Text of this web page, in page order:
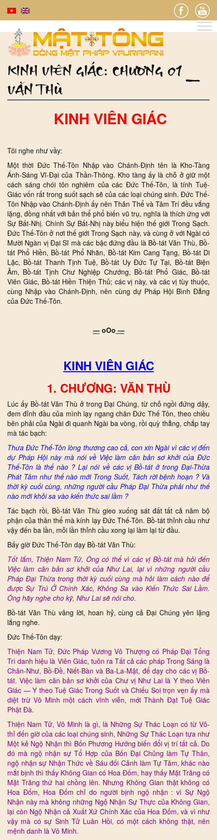
KINH VIÊN GIÁC: CHƯƠNG 01 _
VĂN THÙ
KINH VIÊN GIÁC
Tôi nghe như vầy:
Một thời Đức Thế-Tôn Nhập vào Chánh-Định tên là Kho-Tàng
Ánh-Sáng Vĩ-Đại của Thần-Thông. Kho tàng ấy là chỗ ở giữ một
cách sáng chói tôn nghiêm của các Đức Thế-Tôn, là tính Tuệ-
Giác vốn rất trong suốt sạch sẽ của các loại chúng sinh. Đức Thế-
Tôn Nhập vào Chánh-Định ấy nên Thân Thể và Tâm Trí đều vắng
lặng, đồng nhất với bản thể phổ biến vũ trụ, nghĩa là thích ứng với
Sự Bất-Nhị. Chính Sự Bất-Nhị này biểu hiện thế giới Trong Sạch.
Đức Thế-Tôn ở nơi thế giới Trong Sạch này, và cùng ở với Ngài có
Mười Ngàn vị Đại Sĩ mà các bậc đứng đầu là Bồ-tát Văn Thù, Bồ-
tát Phổ Hiền, Bồ-tát Phổ Nhãn, Bồ-tát Kim Cang Tạng, Bồ-tát Di
Lặc, Bồ-tát Thanh Tịnh Tuệ, Bồ-tát Uy Đức Tự Tại, Bồ-tát Biện
Âm, Bồ-tát Tịnh Chư Nghiệp Chướng, Bồ-tát Phổ Giác, Bồ-tát
Viên Giác, Bồ-tát Hiền Thiện Thủ; các vị này, và các vị tùy thuộc,
cùng Nhập vào Chánh-Định, nên cùng dự Pháp Hội Bình Đẳng
của Đức Thế-Tôn.
—oOo —
KINH VIÊN GIÁC
1. CHƯƠNG: VĂN THÙ
Lúc ấy Bồ-tát Văn Thù ở trong Đại Chúng, từ chỗ ngồi đứng dậy,
đem đỉnh đầu của mình lạy ngang chân Đức Thế Tôn, theo chiều
bên phải của Ngài đi quanh Ngài ba vòng, rồi quỳ thẳng, chắp tay
mà tác bạch:
Thưa Đức Thế-Tôn lòng thương cao cả, con xin Ngài vì các vị đến
dự Pháp Hội này mà nói về Việc làm căn bản sơ khởi của Đức
Thế-Tôn là thế nào ? Lại nói về các vị Bồ-tát ở trong Đại-Thừa
Phát Tâm như thế nào mới Trong Suốt, Tách rời bệnh hoạn ? Và
thời kỳ cuối cùng, những người cầu Pháp Đại Thừa phải như thế
nào mới khỏi sa vào kiến thức sai lầm ?
Tác bạch rồi, Bồ-tát Văn Thù gieo xuống sát đất tất cả năm bộ
phận của thân thể mà kính lạy Đức Thế-Tôn. Bồ-tát thỉnh cầu như
vậy đến ba lần, mỗi lần thỉnh cầu xong lại làm lại từ đầu.
Bấy giờ Đức Thế-Tôn dạy Bồ-tát Văn Thù:
Tốt lắm, Thiện Nam Tử, Ông có thể vì các vị Bồ-tát mà hỏi đến
Việc làm căn bản sơ khởi của Như Lai, lại vì những người cầu
Pháp Đại Thừa trong thời kỳ cuối cùng mà hỏi làm cách nào để
được Sự Trú Ở Chính Xác, Không Sa vào Kiến Thức Sai Lầm.
Ông hãy nghe cho kỹ, Như Lai sẽ nói cho.
Bồ-tát Văn Thù vâng lời, hoan hỷ, cùng cả Đại Chúng yên lặng
lắng nghe.
Đức Thế-Tôn dạy:
Thiện Nam Tử, Đức Pháp Vương Vô Thượng có Pháp Đại Tổng
Trì danh hiệu là Viên Giác, tuôn ra Tất cả các pháp Trong Sáng là
Chân-Như, Bồ-Đề, Niết-Bàn và Ba-La-Mật, để dạy cho các vị Bồ-
tát. Việc làm căn bản sơ khởi của Chư vị Như Lai là Y theo Viên
Giác — Y theo Tuệ Giác Trong Suốt và Chiếu Soi trọn vẹn ấy mà
diệt trừ Vô Minh một cách vĩnh viễn, mới Thành Đạt Tuệ Giác
Phật Đà.
Thiện Nam Tử, Vô Minh là gì, là Những Sự Thác Loạn có từ Vô-
thỉ đến giờ của các loại chúng sinh, Những Sự Thác Loạn tựa như
Một kẻ Ngộ Nhận thì Bốn Phương Hướng biến đổi vị trí tất cả. Do
đó mà ngộ nhận sự Tổ Hợp của Bốn Đại Chủng làm Tự Thân,
ngộ nhận sự Nhận Thức về Sáu đối Cảnh làm Tự Tâm, khác nào
mắt bịnh thì thấy Không Gian có Hoa Đốm, hay thấy Mặt Trăng có
Mặt Trăng thứ hai chồng lên. Nhưng Không Gian thật không có
Hoa Đốm, Hoa Đốm chỉ do người bịnh ngộ nhận : vì Sự Ngộ
Nhận này mà không những Ngộ Nhận Sự Thực của Không Gian,
lại còn Ngộ Nhận cả Xuất Xứ Chính Xác của Hoa Đốm, và vì như
vậy mà có sự Sinh Tử Luân Hồi, có một cách không thật, nên
mệnh danh là Vô Minh.